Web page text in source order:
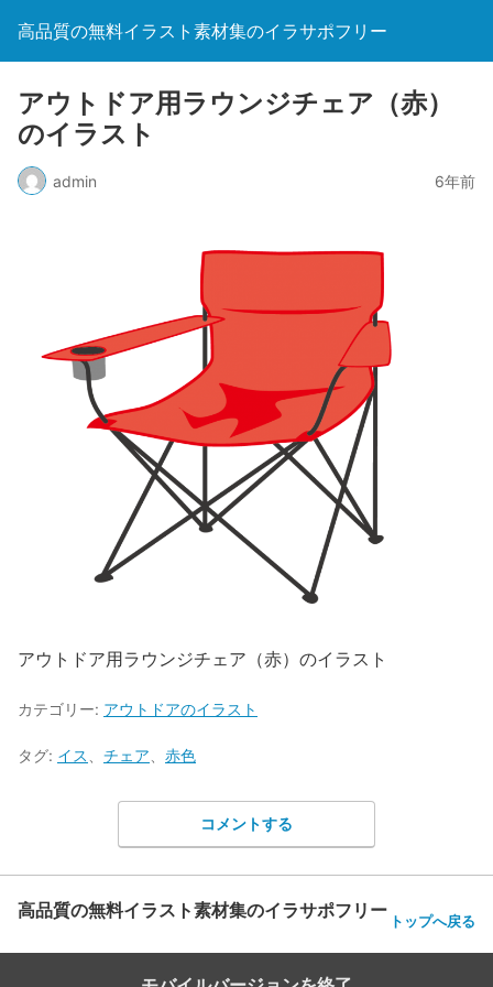
高品質の無料イラスト素材集のイラサポフリー
アウトドア用ラウンジチェア（赤）
のイラスト
admin 6年前
アウトドア用ラウンジチェア（赤）のイラスト
カテゴリー: アウトドアのイラスト
タグ: イス チェア 赤色
コメントする
高品質の無料イラスト素材集のイラサポフリー トップへ戻る